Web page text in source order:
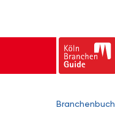
Branchenbuch